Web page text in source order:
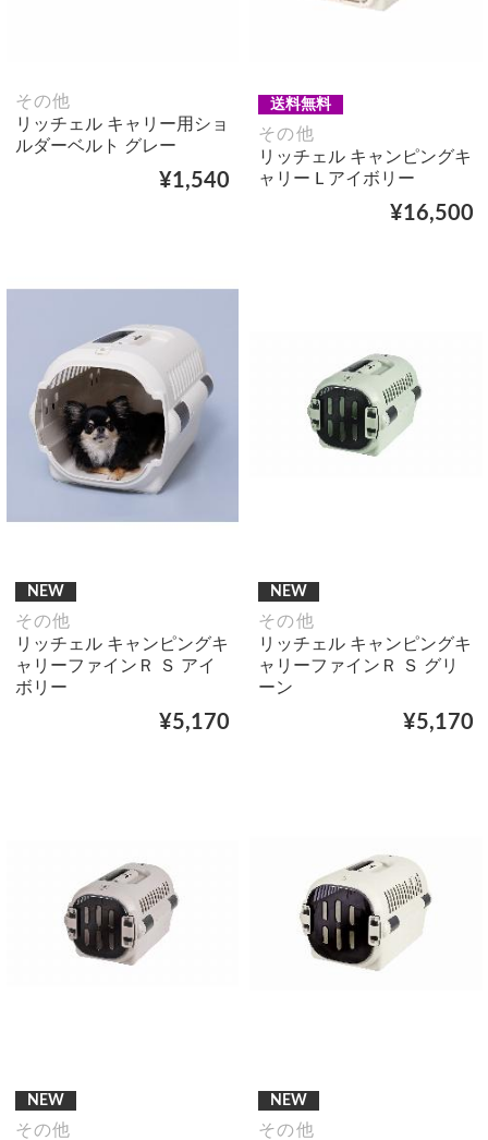
その他
リッチェル キャリー用ショ
ルダーベルト グレー
¥1,540
送料無料
その他
リッチェル キャンピングキ
ャリー L アイボリー
¥16,500
NEW
その他
リッチェル キャンピングキ
ャリーファインＲ Ｓ アイ
ボリー
¥5,170
NEW
その他
リッチェル キャンピングキ
ャリーファインＲ Ｓ グリ
ーン
¥5,170
NEW
その他
NEW
その他